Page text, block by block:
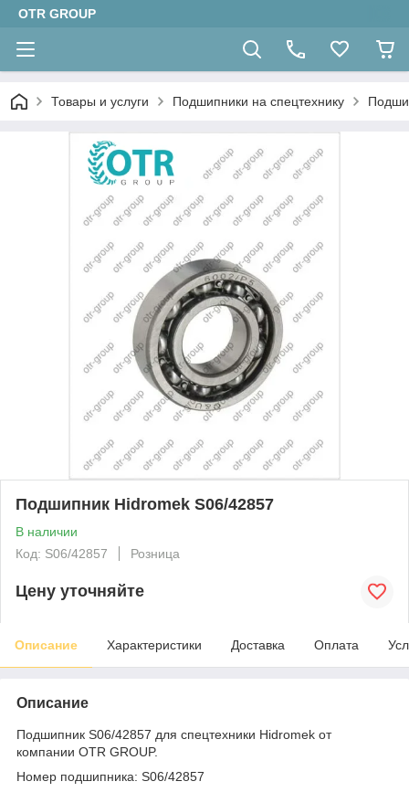
OTR GROUP
Товары и услуги Подшипники на спецтехнику
Подшипник Hidromek S06/42857
В наличии
Код: S06/42857
Розница
Цену уточняйте
Описание Характеристики Доставка Оплата
Описание
Подшипник S06/42857 для спецтехники Hidromek от
компании OTR GROUP.
Номер подшипника: S06/42857